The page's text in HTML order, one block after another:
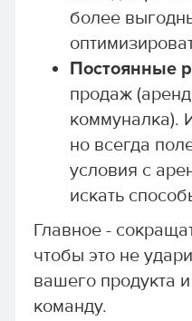
более
Постоянные
продаж
коммуналка).
но всегда
условия с
искать
Главное -
чтобы это не
вашего продукта
команду.